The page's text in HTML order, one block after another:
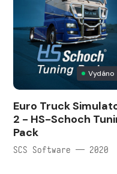
Vydáno
Euro Truck
2 - HS-Schoch
Pack
SCS Software — 2020